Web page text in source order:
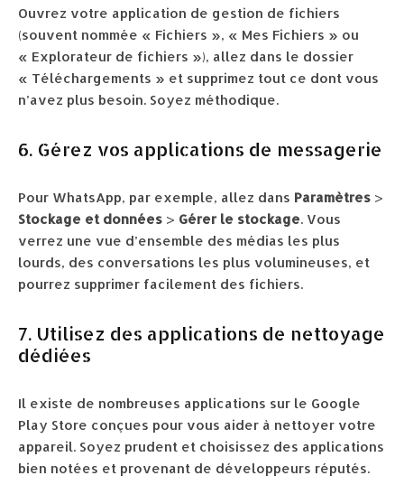
Ouvrez votre application de gestion de fichiers
(souvent nommée « Fichiers », « Mes Fichiers » ou
« Explorateur de fichiers »), allez dans le dossier
« Téléchargements » et supprimez tout ce dont vous
n’avez plus besoin. Soyez méthodique.
6. Gérez vos applications de messagerie
Pour WhatsApp, par exemple, allez dans Paramètres >
Stockage et données > Gérer le stockage. Vous
verrez une vue d’ensemble des médias les plus
lourds, des conversations les plus volumineuses, et
pourrez supprimer facilement des fichiers.
7. Utilisez des applications de nettoyage
dédiées
Il existe de nombreuses applications sur le Google
Play Store conçues pour vous aider à nettoyer votre
appareil. Soyez prudent et choisissez des applications
bien notées et provenant de développeurs réputés.